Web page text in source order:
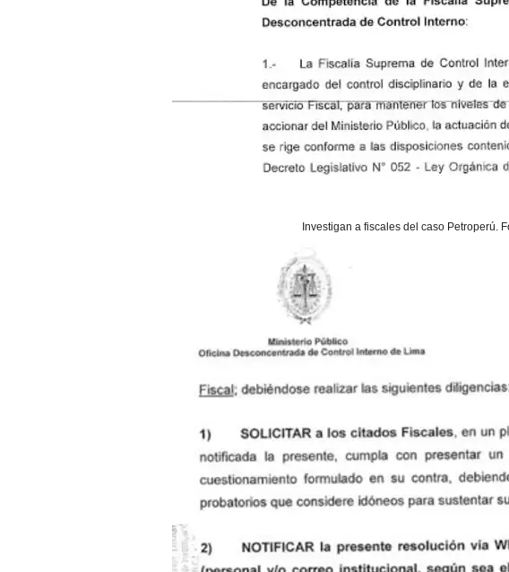
Investigan a fiscales del caso Petroperú.